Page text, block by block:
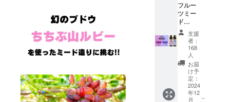
か・・・
フルー
ツミー
ド
500ml 2
本 無濾
過のハ
チミツ
酒 ・フ
ルーツ
ミード1
本 （蜂
蜜・ち
支援
者：
168
人
お届
け予
定：
2024
年12
月
こ